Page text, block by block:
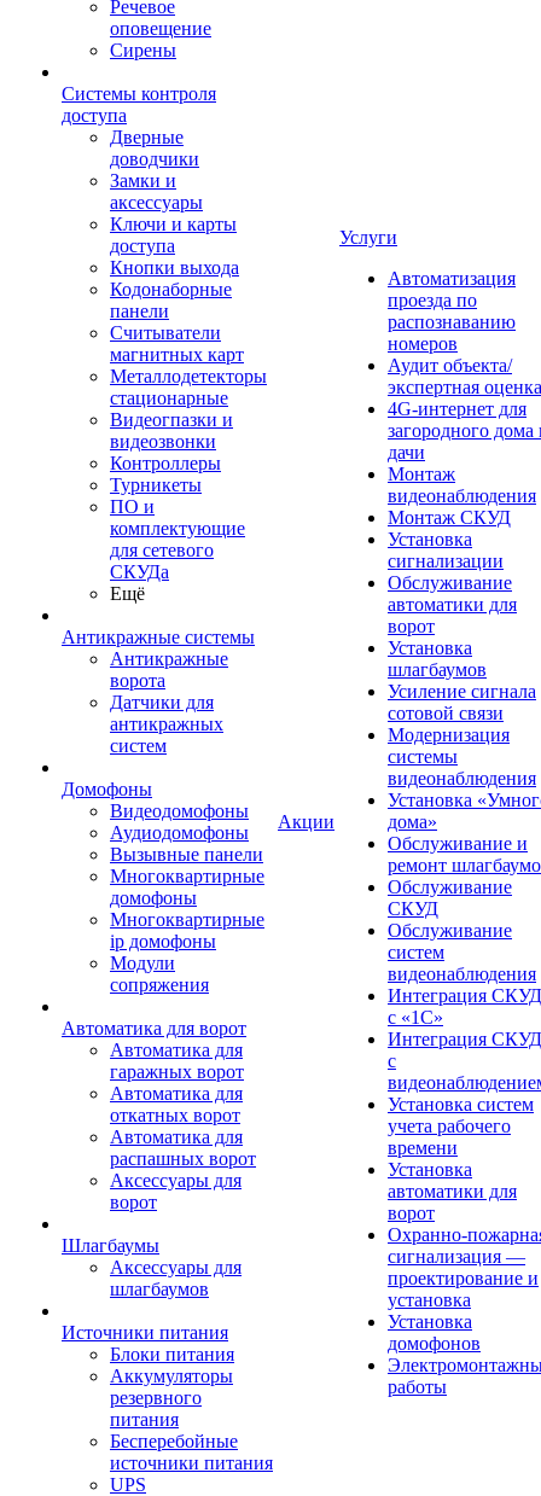
Речевое
оповещение
Сирены
Системы контроля
доступа
Дверные
доводчики
Замки и
аксессуары
Ключи и карты
доступа
Кнопки выхода
Кодонаборные
панели
Считыватели
магнитных карт
Металлодетекторы
стационарные
Видеогпазки и
видеозвонки
Контроллеры
Турникеты
ПО и
комплектующие
для сетевого
СКУДа
Ещё
Антикражные системы
Антикражные
ворота
Датчики для
антикражных
систем
Домофоны
Видеодомофоны
Аудиодомофоны
Вызывные панели
Многоквартирные
домофоны
Многоквартирные
ip домофоны
Модули
сопряжения
Автоматика для ворот
Автоматика для
гаражных ворот
Автоматика для
откатных ворот
Автоматика для
распашных ворот
Аксессуары для
ворот
Шлагбаумы
Аксессуары для
шлагбаумов
Источники питания
Блоки питания
Аккумуляторы
резервного
питания
Бесперебойные
источники питания
UPS
Акции
Услуги
Автоматизация
проезда по
распознаванию
номеров
Аудит объекта/
экспертная оценка
4G-интернет для
загородного дома
дачи
Монтаж
видеонаблюдения
Монтаж СКУД
Установка
сигнализации
Обслуживание
автоматики для
ворот
Установка
шлагбаумов
Усиление сигнала
сотовой связи
Модернизация
системы
видеонаблюдения
Установка
дома»
Обслуживание и
ремонт
Обслуживание
СКУД
Обслуживание
систем
видеонаблюдения
Интеграция СКУД
с «1С»
Интеграция СКУД
с
Установка систем
учета рабочего
времени
Установка
автоматики для
ворот
Охранно-
сигнализация —
проектирование и
установка
Установка
домофонов
работы